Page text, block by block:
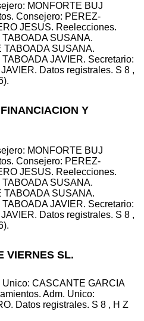
MONFORTE BUJ
Consejero: PEREZ-
JESUS. Reelecciones.
SUSANA.
TABOADA SUSANA.
JAVIER. Secretario:
Datos registrales. S 8 ,
Y
MONFORTE BUJ
Consejero: PEREZ-
JESUS. Reelecciones.
SUSANA.
TABOADA SUSANA.
JAVIER. Secretario:
Datos registrales. S 8 ,
VIERNES SL.
CASCANTE GARCIA
Adm. Unico:
Datos registrales. S 8 , H Z